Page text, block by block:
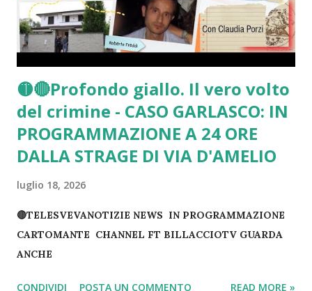
🟡🔴Profondo giallo. Il vero volto
del crimine - CASO GARLASCO: IN
PROGRAMMAZIONE A 24 ORE
DALLA STRAGE DI VIA D'AMELIO
luglio 18, 2026
🔴TELESVEVANOTIZIE NEWS IN PROGRAMMAZIONE
CARTOMANTE CHANNEL FT BILLACCIOTV GUARDA
ANCHE
CONDIVIDI POSTA UN COMMENTO READ MORE »